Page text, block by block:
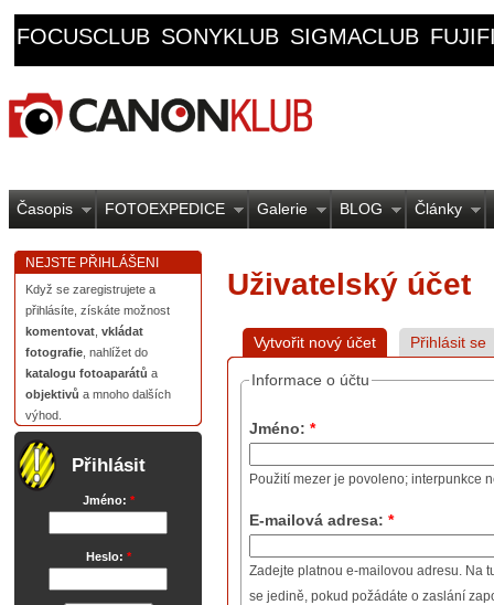
FOCUSCLUB SONYKLUB SIGMACLUB
Časopis FOTOEXPEDICE Galerie BLOG Články
NEJSTE PŘIHLÁŠENI
Když se zaregistrujete a
přihlásíte, získáte možnost
komentovat vkládat
fotografie , nahlížet do
katalogu fotoaparátů a
objektivů a mnoho dalších
výhod.
Přihlásit
Jméno: *
Heslo: *
Uživatelský účet
Vytvořit nový účet Přihlásit se
Informace o účtu
Jméno: *
Použití mezer je povoleno; interpunkce
E-mailová adresa: *
Zadejte platnou e-mailovou adresu. Na
se jedině, pokud požádáte o zaslání